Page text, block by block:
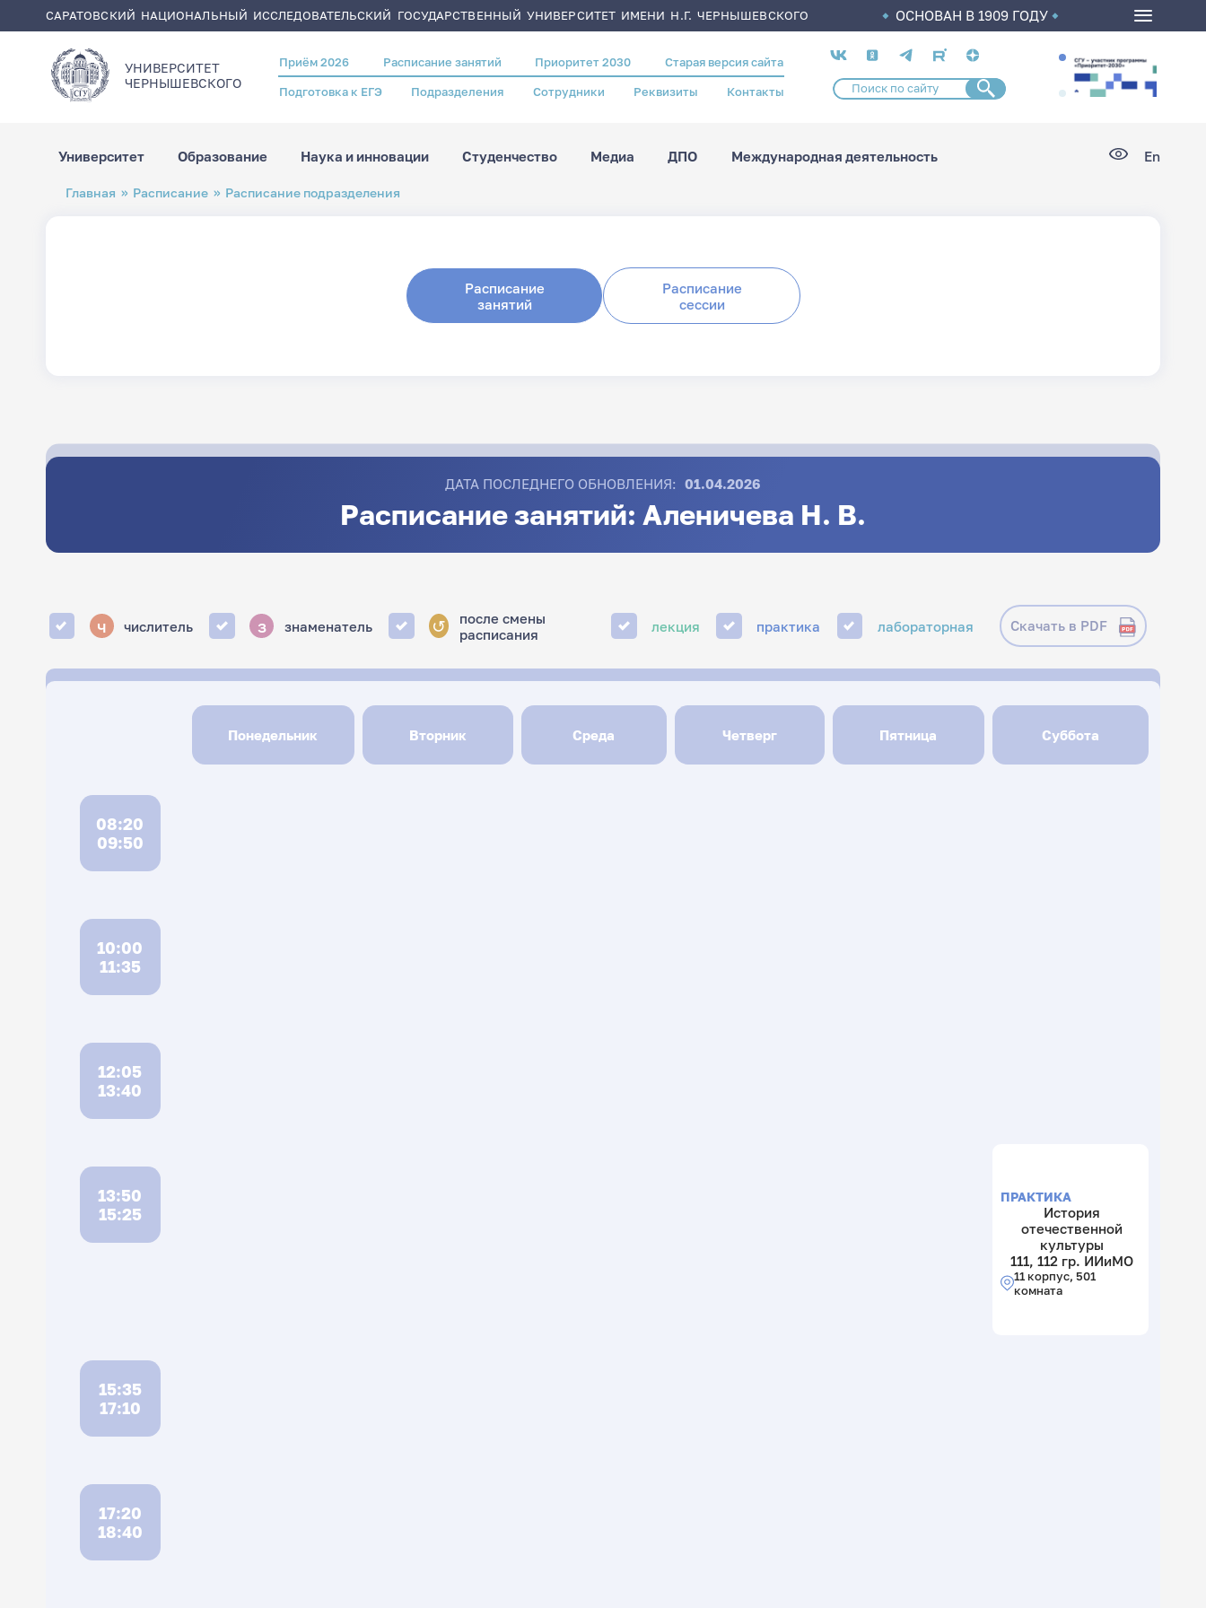
САРАТОВСКИЙ НАЦИОНАЛЬНЫЙ ИССЛЕДОВАТЕЛЬСКИЙ ГОСУДАРСТВЕННЫЙ УНИВЕРСИТЕТ ИМЕНИ Н.Г. ЧЕРНЫШЕВСКОГО ОСНОВАН В 1909 ГОДУ
УНИВЕРСИТЕТ
ЧЕРНЫШЕВСКОГO
Header
menu
Приём 2026 Расписание занятий Приоритет 2030 Старая версия сайта
Подготовка к ЕГЭ Подразделения Сотрудники Реквизиты Контакты
Социальные
сети
Университет Образование Наука и инновации Студенчество Медиа ДПО Международная деятельность En
Строка
навигации
Главная Расписание Расписание подразделения
Расписание
занятий
Расписание
сессии
ДАТА ПОСЛЕДНЕГО ОБНОВЛЕНИЯ: 01.04.2026
Расписание занятий: Аленичева Н. В.
ч числитель з знаменатель ↺
после смены
расписания
лекция практика лабораторная Скачать в PDF
Понедельник Вторник Среда Четверг Пятница Суббота
08:20
09:50
10:00
11:35
12:05
13:40
13:50
15:25
ПРАКТИКА
История
отечественной
культуры
111, 112 гр. ИИиМО
11 корпус, 501
комната
15:35
17:10
17:20
18:40